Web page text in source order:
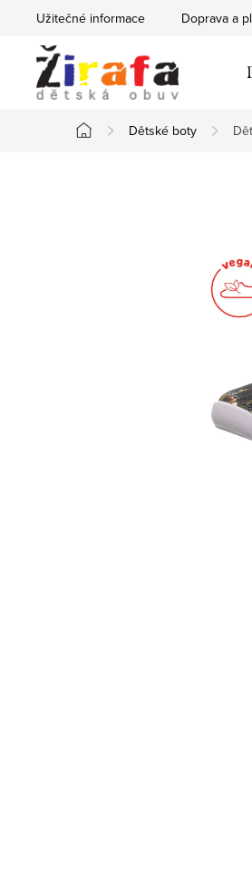
obsah
Užitečné informace Doprava a
Domů
Dětské boty